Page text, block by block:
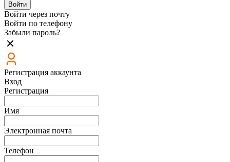
Войти
Войти через почту
Войти по телефону
Забыли пароль?
Регистрация аккаунта
Вход
Регистрация
Имя
Электронная почта
Телефон